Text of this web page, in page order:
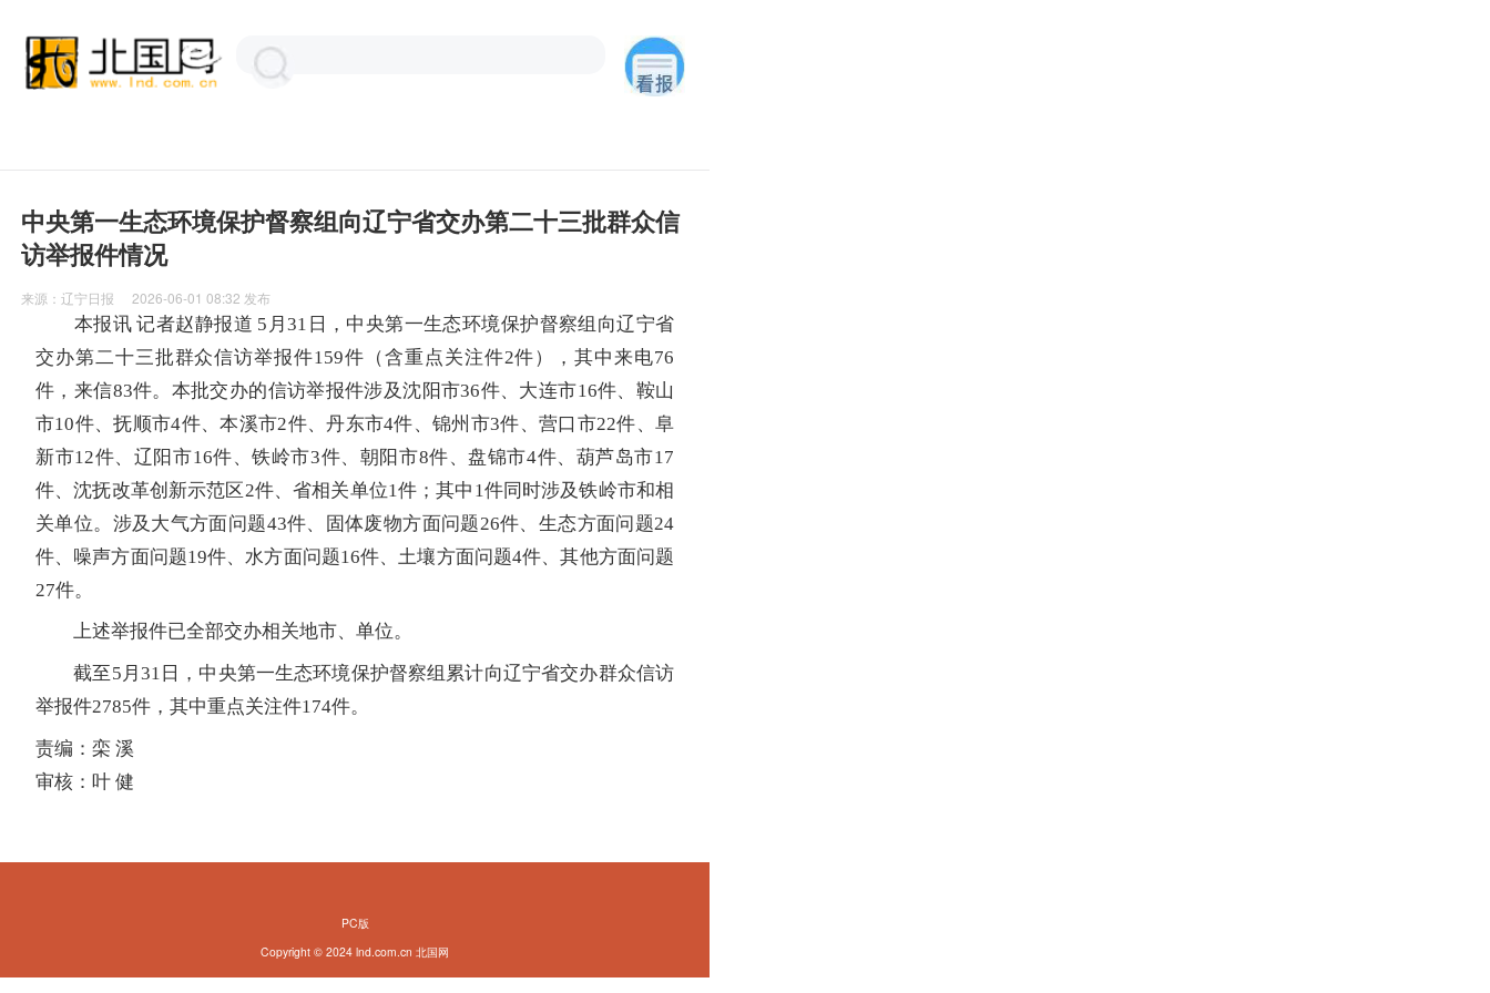
中央第一生态环境保护督察组向辽宁省交办第二十三批群众信
访举报件情况
来源：辽宁日报 2026-06-01 08:32 发布
本报讯 记者赵静报道 5月31日，中央第一生态环境保护督察组向辽宁省
交办第二十三批群众信访举报件159件（含重点关注件2件），其中来电76
件，来信83件。本批交办的信访举报件涉及沈阳市36件、大连市16件、鞍山
市10件、抚顺市4件、本溪市2件、丹东市4件、锦州市3件、营口市22件、阜
新市12件、辽阳市16件、铁岭市3件、朝阳市8件、盘锦市4件、葫芦岛市17
件、沈抚改革创新示范区2件、省相关单位1件；其中1件同时涉及铁岭市和相
关单位。涉及大气方面问题43件、固体废物方面问题26件、生态方面问题24
件、噪声方面问题19件、水方面问题16件、土壤方面问题4件、其他方面问题
27件。
上述举报件已全部交办相关地市、单位。
截至5月31日，中央第一生态环境保护督察组累计向辽宁省交办群众信访
举报件2785件，其中重点关注件174件。
责编：栾 溪
审核：叶 健
PC版
Copyright © 2024 lnd.com.cn 北国网